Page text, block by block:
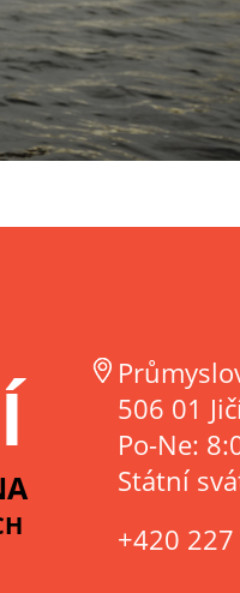
506 01
Po-Ne:
Státní
+420